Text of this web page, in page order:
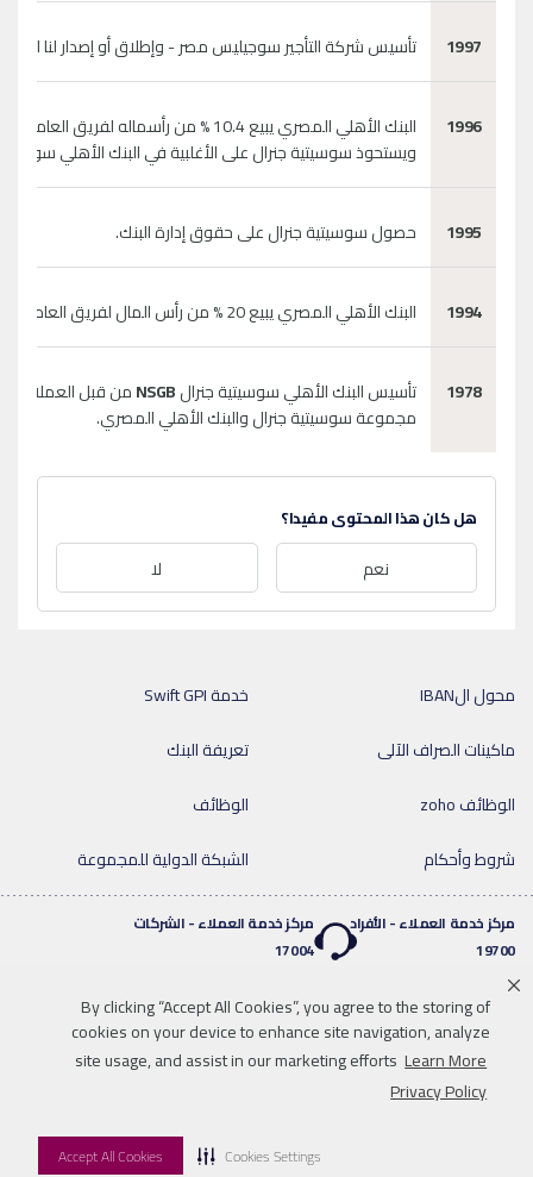
By clicking “Accept All Cookies”, you agree to the storing of
cookies on your device to enhance site navigation, analyze
site usage, and assist in our marketing efforts Learn More
Privacy Policy
Accept All Cookies Cookies Settings
1997 تأسيس شركة التأجير سوجيليس مصر - وإطلاق أو إصدار لنا للسندات (150 مليون جنيه
1996
البنك الأهلي المصري يبيع 10.4 % من رأسماله لفريق العاملين
ويستحوذ سوسيتية جنرال على الأغلبية في البنك الأهلي سوسيتية
1995 حصول سوسيتية جنرال على حقوق إدارة البنك.
1994 البنك الأهلي المصري يبيع 20 % من رأس المال لفريق العاملين.
1978 تأسيس البنك الأهلي سوسيتية جنرالNSGBمن قبل العملاقين
مجموعة سوسيتية جنرال والبنك الأهلي المصري.
هل كان هذا المحتوى مفيدا؟
نعم لا
خدمة Swift GPI
محول الIBAN
تعريفة البنك
ماكينات الصراف الآلى
الوظائف
الوظائف zoho
الشبكة الدولية للمجموعة
شروط وأحكام
مركز خدمة العملاء - الأفراد
19700
مركز خدمة العملاء - الشركات
17004
خدمة واتساب المصرفية
0020219700
twitteryoutube
للاتصال بنا خريطة الموقع إخلاء المسؤولية